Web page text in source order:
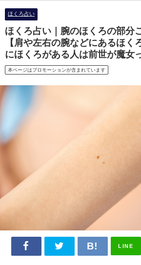
ほくろ占い
ほくろ占い｜腕のほくろの部分
【肩や左右の腕などにあるほく
にほくろがある人は前世が魔女
本ページはプロモーションが含まれています
LINE